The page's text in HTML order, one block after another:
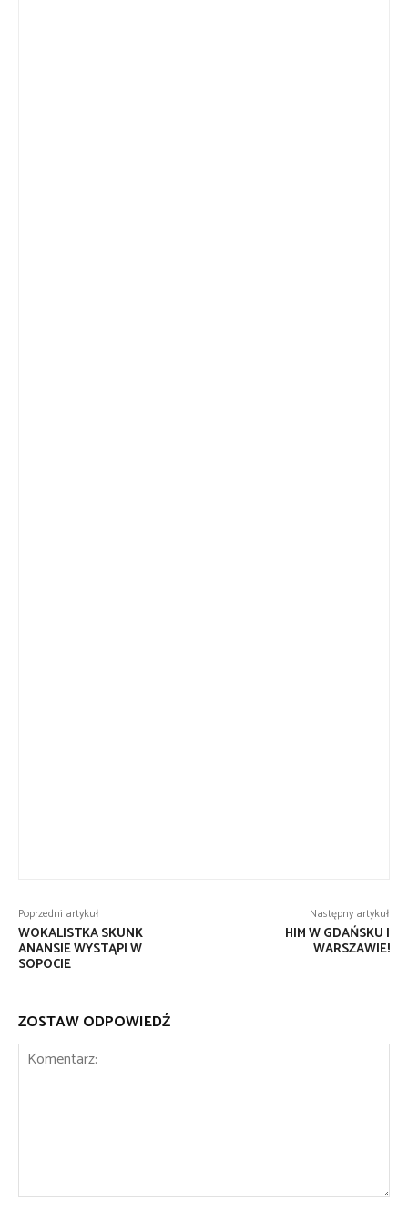
Poprzedni artykuł
WOKALISTKA SKUNK
ANANSIE WYSTĄPI W
SOPOCIE
Następny artykuł
HIM W GDAŃSKU I
WARSZAWIE!
ZOSTAW ODPOWIEDŹ